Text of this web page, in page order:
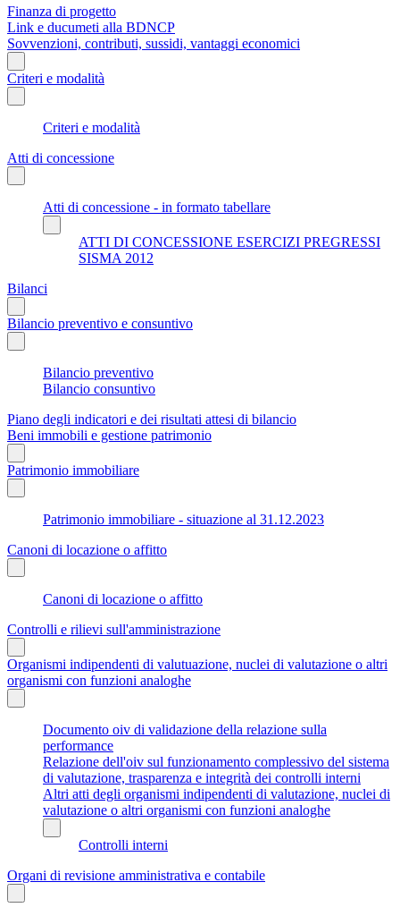
Finanza di progetto
Link e ducumeti alla BDNCP
Sovvenzioni, contributi, sussidi, vantaggi economici
Criteri e modalità
Criteri e modalità
Atti di concessione
Atti di concessione - in formato tabellare
ATTI DI CONCESSIONE ESERCIZI PREGRESSI
SISMA 2012
Bilanci
Bilancio preventivo e consuntivo
Bilancio preventivo
Bilancio consuntivo
Piano degli indicatori e dei risultati attesi di bilancio
Beni immobili e gestione patrimonio
Patrimonio immobiliare
Patrimonio immobiliare - situazione al 31.12.2023
Canoni di locazione o affitto
Canoni di locazione o affitto
Controlli e rilievi sull'amministrazione
Organismi indipendenti di valutuazione, nuclei di valutazione o altri
organismi con funzioni analoghe
Documento oiv di validazione della relazione sulla
performance
Relazione dell'oiv sul funzionamento complessivo del sistema
di valutazione, trasparenza e integrità dei controlli interni
Altri atti degli organismi indipendenti di valutazione, nuclei di
valutazione o altri organismi con funzioni analoghe
Controlli interni
Organi di revisione amministrativa e contabile